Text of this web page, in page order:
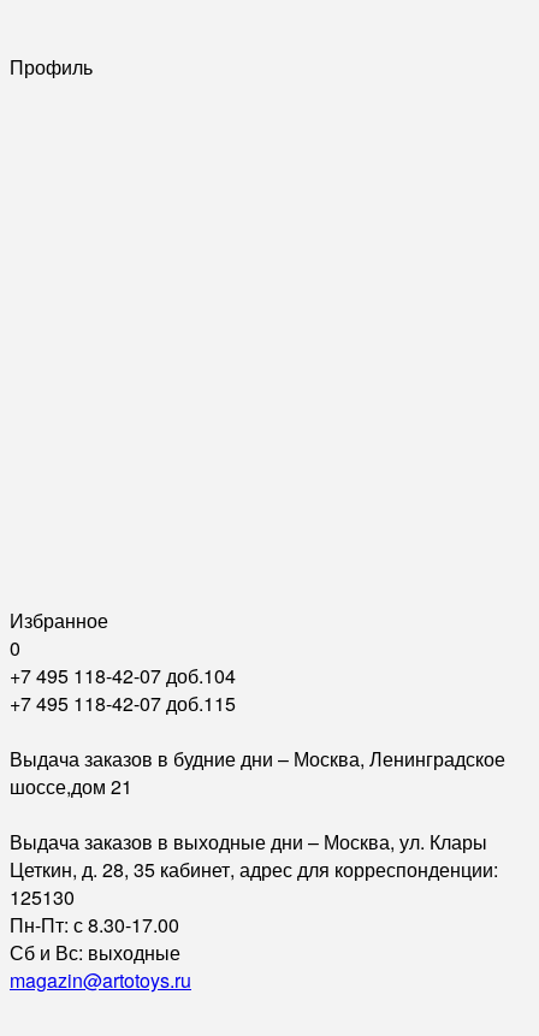
Профиль
Избранное
0
+7 495 118-42-07 доб.104
+7 495 118-42-07 доб.115
Выдача заказов в будние дни – Москва, Ленинградское
шоссе,дом 21
Выдача заказов в выходные дни – Москва, ул. Клары
Цеткин, д. 28, 35 кабинет, адрес для корреспонденции:
125130
Пн-Пт: с 8.30-17.00
Сб и Вс: выходные
magazin@artotoys.ru